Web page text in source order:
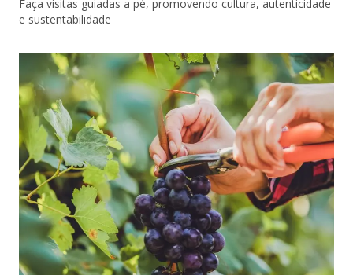
Faça visitas guiadas a pé, promovendo cultura, autenticidade
e sustentabilidade